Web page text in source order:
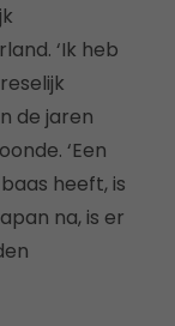
‘Ik heb
de jaren
‘Een
heeft, is
na, is er